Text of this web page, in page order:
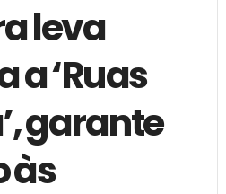
leva
a ‘Ruas
garante
às